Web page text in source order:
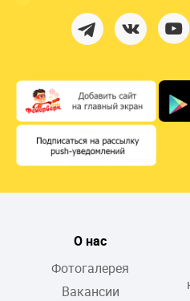
О нас
Фотогалерея
Вакансии